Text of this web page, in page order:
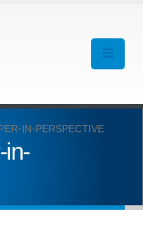
IN-PERSPECTIVE
in-